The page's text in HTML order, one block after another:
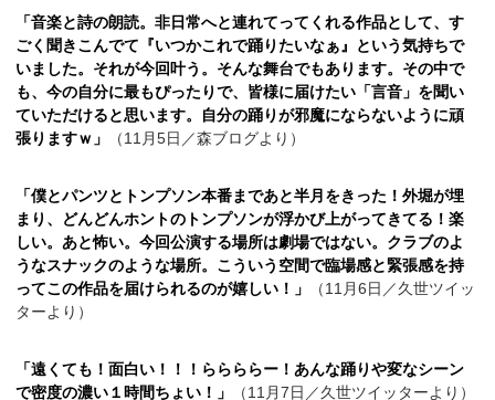
「音楽と詩の朗読。非日常へと連れてってくれる作品として、す
ごく聞きこんでて『いつかこれで踊りたいなぁ』という気持ちで
いました。それが今回叶う。そんな舞台でもあります。その中で
も、今の自分に最もぴったりで、皆様に届けたい「言音」を聞い
ていただけると思います。自分の踊りが邪魔にならないように頑
張りますｗ」
（11月5日／森ブログより）
「僕とパンツとトンプソン本番まであと半月をきった！外堀が埋
まり、どんどんホントのトンプソンが浮かび上がってきてる！楽
しい。あと怖い。今回公演する場所は劇場ではない。クラブのよ
うなスナックのような場所。こういう空間で臨場感と緊張感を持
ってこの作品を届けられるのが嬉しい！」
（11月6日／久世ツイッ
ターより）
「遠くても！面白い！！！ららららー！あんな踊りや変なシーン
で密度の濃い１時間ちょい！」
（11月7日／久世ツイッターより）